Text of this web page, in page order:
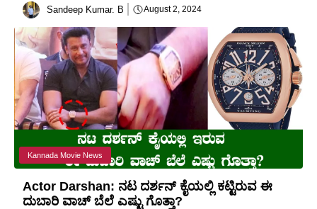
Sandeep Kumar. B August 2, 2024
Kannada Movie News
Actor Darshan: ನಟ ದರ್ಶನ್ ಕೈಯಲ್ಲಿ ಕಟ್ಟಿರುವ ಈ
ದುಬಾರಿ ವಾಚ್ ಬೆಲೆ ಎಷ್ಟು ಗೊತ್ತಾ?